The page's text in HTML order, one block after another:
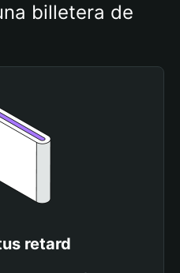
billetera de
retard